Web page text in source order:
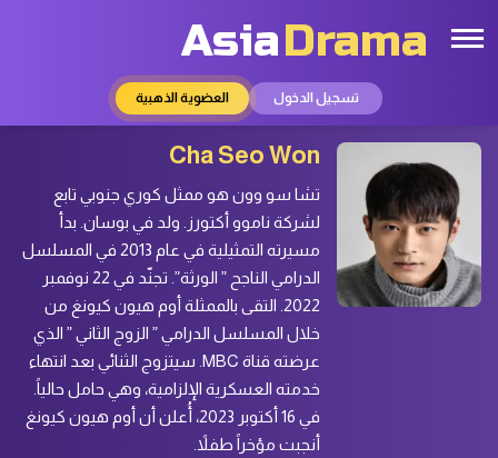
AsiaDrama
تسجيل الدخول العضوية الذهبية
Cha Seo Won
تشا سو وون هو ممثل كوري جنوبي تابع
لشركة ناموو أكتورز. ولد في بوسان. بدأ
مسيرته التمثيلية في عام 2013 في المسلسل
الدرامي الناجح ” الورثة”. تجنّد في 22 نوفمبر
2022. التقى بالممثلة أوم هيون كيونغ من
خلال المسلسل الدرامي ” الزوج الثاني ” الذي
عرضته قناة MBC. سيتزوج الثنائي بعد انتهاء
خدمته العسكرية الإلزامية، وهي حامل حالياً.
في 16 أكتوبر 2023، أُعلن أن أوم هيون كيونغ
أنجبت مؤخراً طفلاً.